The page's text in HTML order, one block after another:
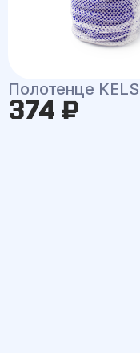
Полотенце
374 ₽